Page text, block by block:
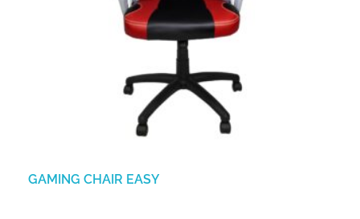
GAMING CHAIR EASY